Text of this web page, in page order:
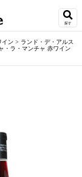
探す
イン > ランド・デ・アルス
・ラ・マンチャ 赤ワイン